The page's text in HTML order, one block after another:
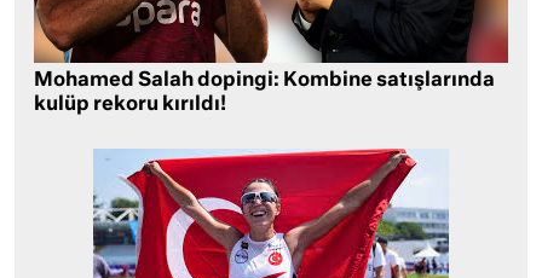
Mohamed Salah dopingi: Kombine satışlarında
kulüp rekoru kırıldı!